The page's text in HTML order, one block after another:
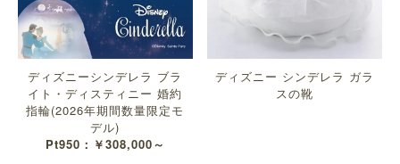
ディズニーシンデレラ ブラ
イト・ディスティニー 婚約
指輪(2026年期間数量限定モ
デル)
Pt950：￥308,000～
ディズニー シンデレラ ガラ
スの靴